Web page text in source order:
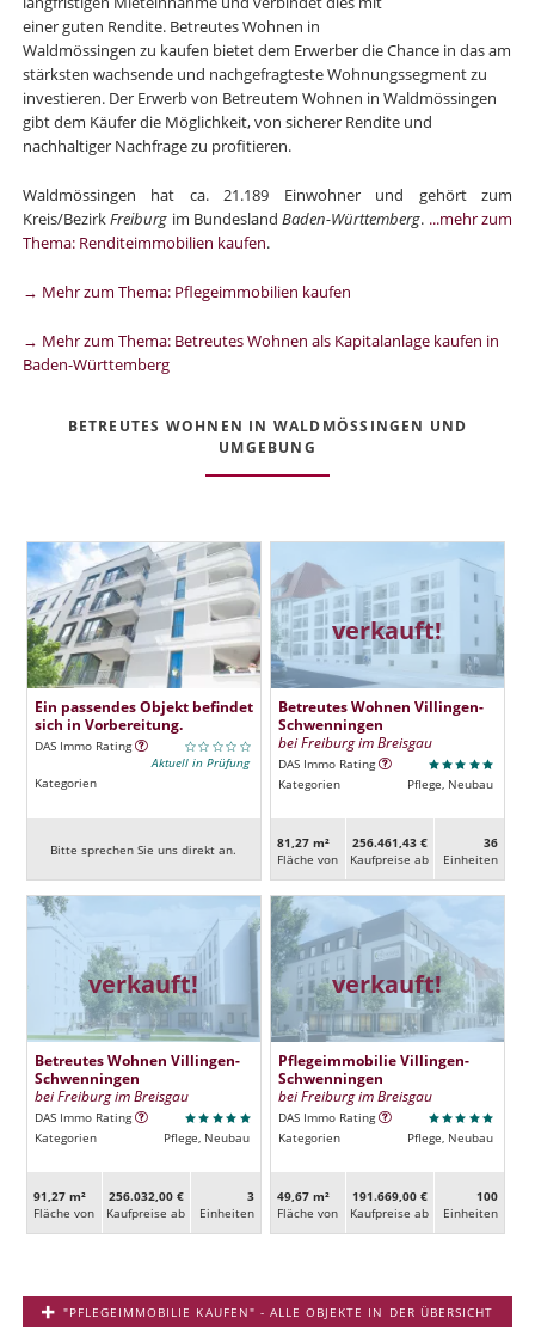
einer guten Rendite. Betreutes Wohnen in
Waldmössingen zu kaufen bietet dem Erwerber die Chance in das am
stärksten wachsende und nachgefragteste Wohnungssegment zu
investieren. Der Erwerb von Betreutem Wohnen in Waldmössingen
gibt dem Käufer die Möglichkeit, von sicherer Rendite und
nachhaltiger Nachfrage zu profitieren.
Waldmössingen hat ca. 21.189 Einwohner und gehört zum
Kreis/BezirkFreiburg im BundeslandBaden-Württemberg. ...mehr zum
Thema: Renditeimmobilien kaufen.
→ Mehr zum Thema: Pflegeimmobilien kaufen
→ Mehr zum Thema: Betreutes Wohnen als Kapitalanlage kaufen in
Baden-Württemberg
BETREUTES WOHNEN IN WALDMÖSSINGEN UND
UMGEBUNG
Ein passendes Objekt befindet
sich in Vorbereitung.
DAS Immo Rating
Aktuell in Prüfung
Kategorien
Bitte sprechen Sie uns direkt an.
verkauft!
Betreutes Wohnen Villingen-
Schwenningen
bei Freiburg im Breisgau
DAS Immo Rating
Kategorien
Pflege, Neubau
81,27 m²
Fläche von
256.461,43 €
Kaufpreise ab
36
Ein­heiten
verkauft!
Betreutes Wohnen Villingen-
Schwenningen
bei Freiburg im Breisgau
DAS Immo Rating
Kategorien
Pflege, Neubau
91,27 m²
Fläche von
256.032,00 €
Kaufpreise ab
3
Ein­heiten
verkauft!
Pflegeimmobilie Villingen-
Schwenningen
bei Freiburg im Breisgau
DAS Immo Rating
Kategorien
Pflege, Neubau
49,67 m²
Fläche von
191.669,00 €
Kaufpreise ab
100
Ein­heiten
"PFLEGEIMMOBILIE KAUFEN" - ALLE OBJEKTE IN DER ÜBERSICHT